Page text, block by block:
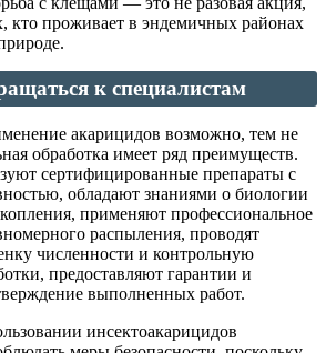
кто проживает в эндемичных районах
к специалистам
акарицидов возможно, тем не
обработка имеет ряд преимуществ.
сертифицированные препараты с
обладают знаниями о биологии
применяют профессиональное
распыления, проводят
численности и контрольную
предоставляют гарантии и
выполненных работ.
инсектоакарицидов